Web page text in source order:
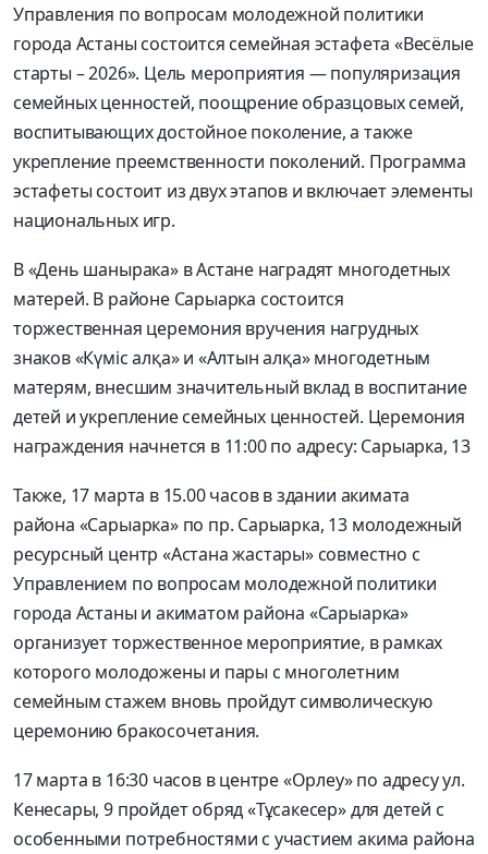
Управления по вопросам молодежной политики
города Астаны состоится семейная эстафета «Весёлые
старты – 2026». Цель мероприятия — популяризация
семейных ценностей, поощрение образцовых семей,
воспитывающих достойное поколение, а также
укрепление преемственности поколений. Программа
эстафеты состоит из двух этапов и включает элементы
национальных игр.
В «День шанырака» в Астане наградят многодетных
матерей. В районе Сарыарка состоится
торжественная церемония вручения нагрудных
знаков «Күміс алқа» и «Алтын алқа» многодетным
матерям, внесшим значительный вклад в воспитание
детей и укрепление семейных ценностей. Церемония
награждения начнется в 11:00 по адресу: Сарыарка, 13
Также, 17 марта в 15.00 часов в здании акимата
района «Сарыарка» по пр. Сарыарка, 13 молодежный
ресурсный центр «Астана жастары» совместно с
Управлением по вопросам молодежной политики
города Астаны и акиматом района «Сарыарка»
организует торжественное мероприятие, в рамках
которого молодожены и пары с многолетним
семейным стажем вновь пройдут символическую
церемонию бракосочетания.
17 марта в 16:30 часов в центре «Орлеу» по адресу ул.
Кенесары, 9 пройдет обряд «Тұсакесер» для детей с
особенными потребностями с участием акима района